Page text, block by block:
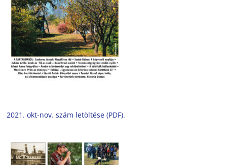
2021. okt-nov. szám letöltése (PDF).